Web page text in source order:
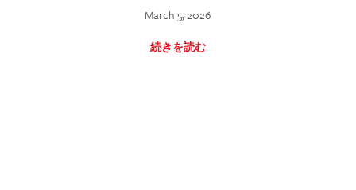
March 5, 2026
続きを読む